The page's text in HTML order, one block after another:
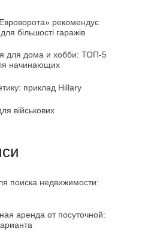
рекомендує
більшості гаражів
для дома и хобби: ТОП-5
начинающих
приклад Hillary
військових
поиска недвижимости:
аренда от посуточной: